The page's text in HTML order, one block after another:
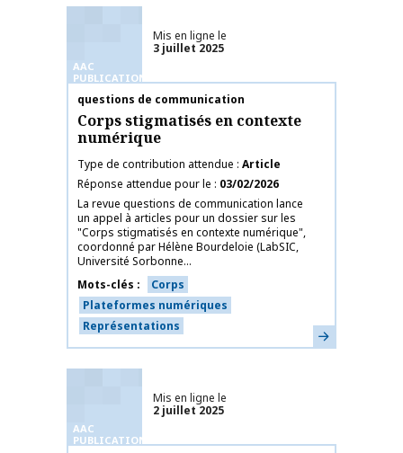
AAC
PUBLICATIONS
Mis en ligne le
3 juillet 2025
Nom de la publication
questions de communication
Corps stigmatisés en contexte
numérique
Type de contribution attendue Article
Réponse attendue pour le
03/02/2026
La revue questions de communication lance
un appel à articles pour un dossier sur les
"Corps stigmatisés en contexte numérique",
coordonné par Hélène Bourdeloie (LabSIC,
Université Sorbonne...
Mots-clés
Corps
Plateformes numériques
Représentations
En savoir plus
AAC
PUBLICATIONS
Mis en ligne le
2 juillet 2025